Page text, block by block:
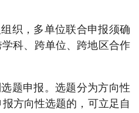
织，多单位联合申报须确
科、跨单位、跨地区合作
题申报。选题分为方向性
方向性选题的，可立足自